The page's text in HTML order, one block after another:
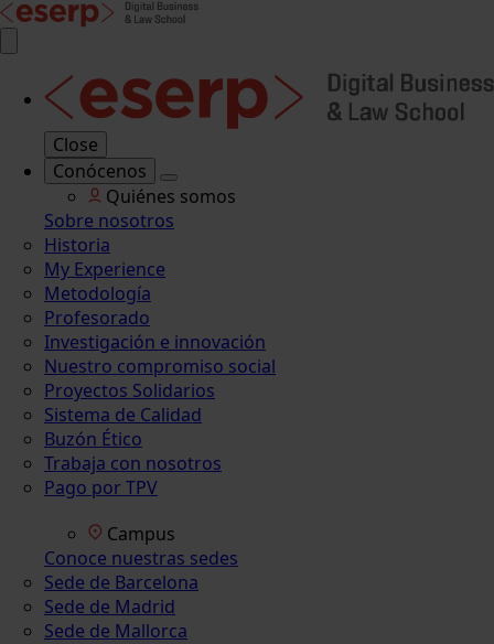
Close
Conócenos
Quiénes somos
Sobre nosotros
Historia
My Experience
Metodología
Profesorado
Investigación e innovación
Nuestro compromiso social
Proyectos Solidarios
Sistema de Calidad
Buzón Ético
Trabaja con nosotros
Pago por TPV
Campus
Conoce nuestras sedes
Sede de Barcelona
Sede de Madrid
Sede de Mallorca